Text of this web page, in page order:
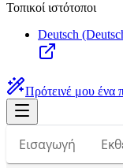
Τοπικοί ιστότοποι
Deutsch
Πρότεινέ μου ένα
Εισαγωγή